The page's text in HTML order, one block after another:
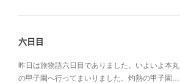
六日目
昨日は旅物語六日目でありました。いよいよ本丸
の甲子園へ行ってまいりました。灼熱の甲子園…